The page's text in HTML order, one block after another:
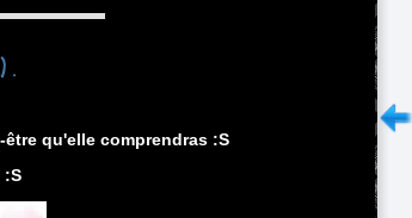
.
qu'elle comprendras :S
:S